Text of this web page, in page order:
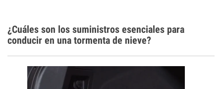
¿Cuáles son los suministros esenciales para
conducir en una tormenta de nieve?